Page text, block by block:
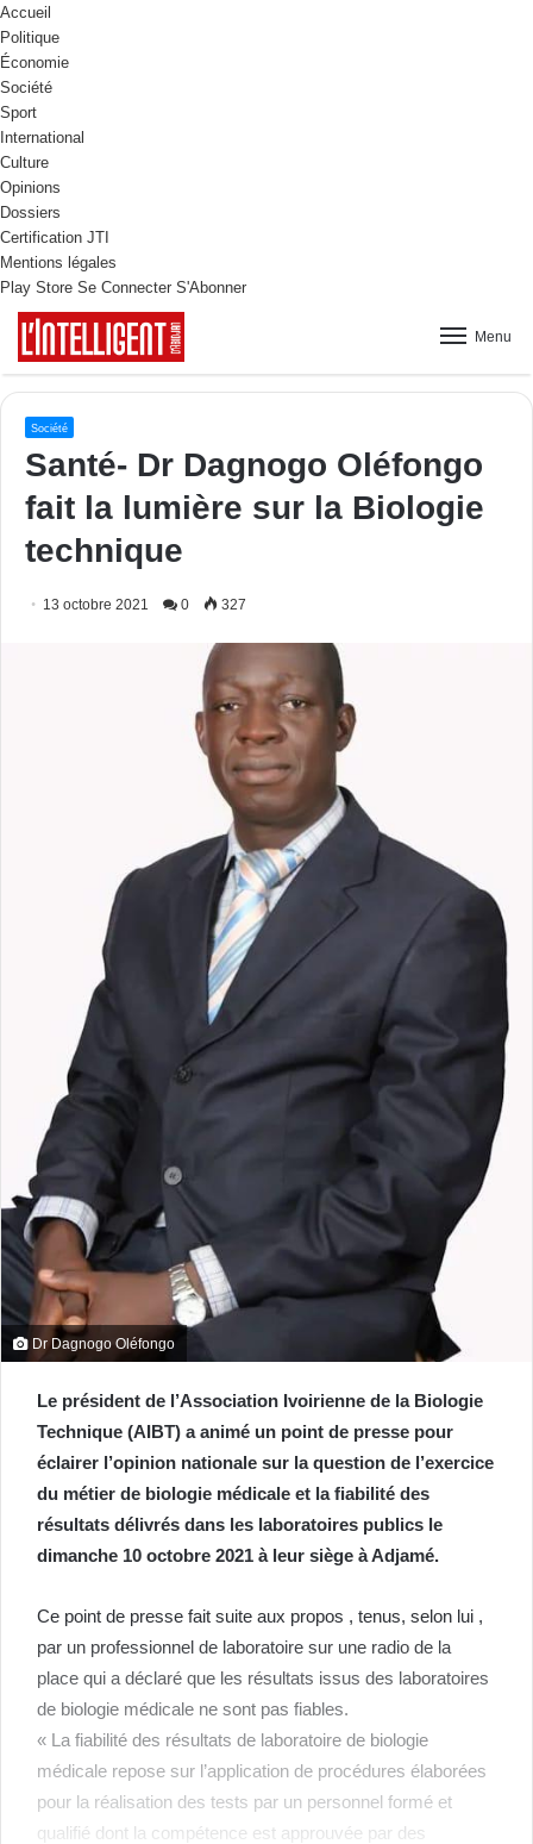
Accueil
Politique
Économie
Société
Sport
International
Culture
Opinions
Dossiers
Certification JTI
Mentions légales
Play Store Se Connecter S'Abonner
Menu
Société
Santé- Dr Dagnogo Oléfongo
fait la lumière sur la Biologie
technique
13 octobre 2021 0 327
Dr Dagnogo Oléfongo
Le président de l’Association Ivoirienne de la Biologie
Technique (AIBT) a animé un point de presse pour
éclairer l’opinion nationale sur la question de l’exercice
du métier de biologie médicale et la fiabilité des
résultats délivrés dans les laboratoires publics le
dimanche 10 octobre 2021 à leur siège à Adjamé.
Ce point de presse fait suite aux propos , tenus, selon lui ,
par un professionnel de laboratoire sur une radio de la
place qui a déclaré que les résultats issus des laboratoires
de biologie médicale ne sont pas fiables.
« La fiabilité des résultats de laboratoire de biologie
médicale repose sur l’application de procédures élaborées
pour la réalisation des tests par un personnel formé et
qualifié dont la compétence est approuvée par des